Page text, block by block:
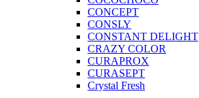
CONCEPT
CONSLY
CONSTANT DELIGHT
CRAZY COLOR
CURAPROX
CURASEPT
Crystal Fresh